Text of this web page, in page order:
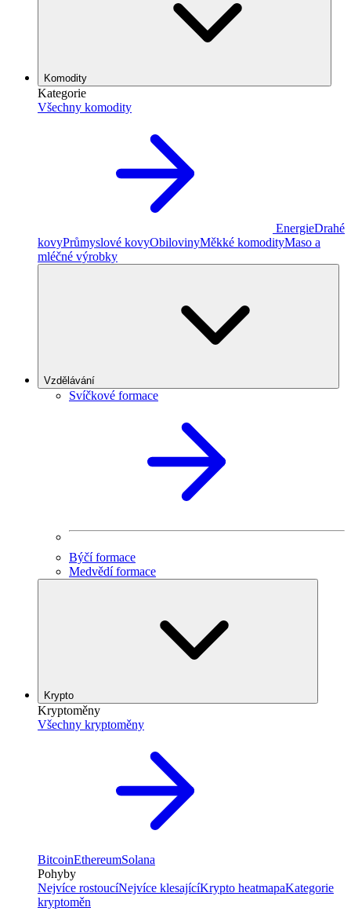
Komodity
Kategorie
Všechny komodity
EnergieDrahé
kovyPrůmyslové kovyObilovinyMěkké komodityMaso a
mléčné výrobky
Vzdělávání
Svíčkové formace
Býčí formace
Medvědí formace
Krypto
Kryptoměny
Všechny kryptoměny
BitcoinEthereumSolana
Pohyby
Nejvíce rostoucíNejvíce klesajícíKrypto heatmapaKategorie
kryptoměn